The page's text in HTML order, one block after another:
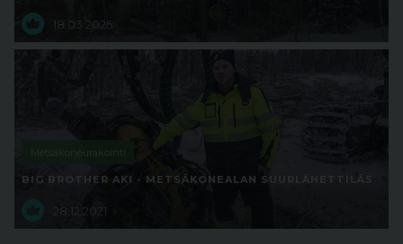
18.03.2025
Metsäkoneurakointi
BIG BROTHER AKI - METSÄKONEALAN SUURLÄHETTILÄS
28.12.2021